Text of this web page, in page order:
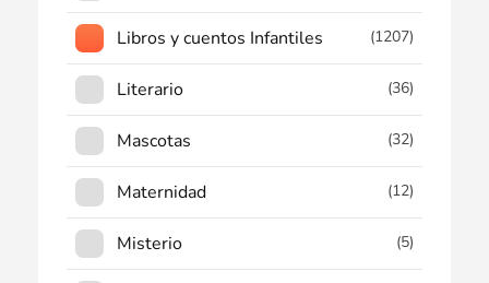
Libros y cuentos Infantiles (1207)
Literario (36)
Mascotas (32)
Maternidad (12)
Misterio (5)